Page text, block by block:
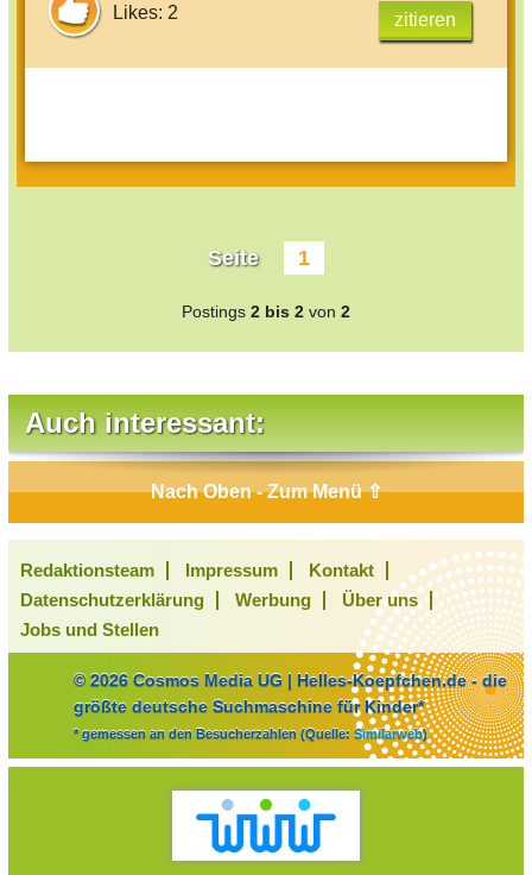
Likes: 2 zitieren
Seite 1
Postings 2 bis 2 von 2
Auch interessant:
Nach Oben - Zum Menü ⇧
Redaktionsteam Impressum
Kontakt
Datenschutzerklärung
Werbung
Über uns
Jobs und Stellen
© 2026 Cosmos Media UG | Helles-Koepfchen.de - die
größte deutsche Suchmaschine für Kinder*
* gemessen an den Besucherzahlen (Quelle: Similarweb)